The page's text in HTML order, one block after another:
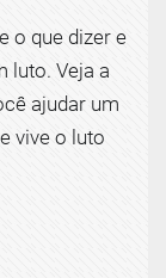
o que dizer e
luto. Veja a
ajudar um
vive o luto